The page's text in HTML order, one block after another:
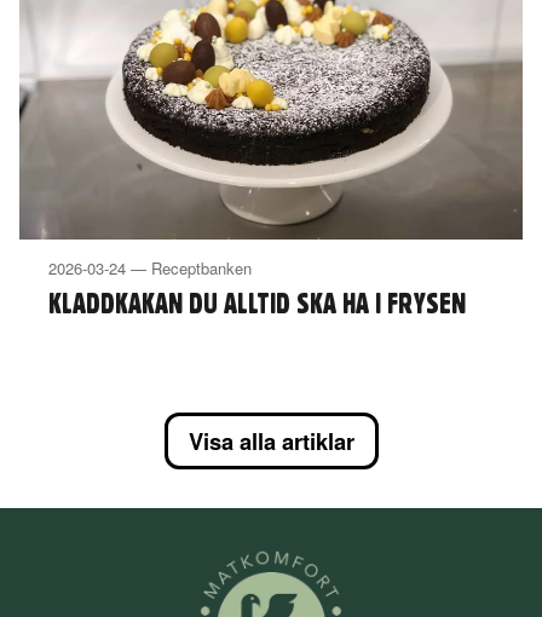
2026-03-24 — Receptbanken
KLADDKAKAN DU ALLTID SKA HA I FRYSEN
Visa alla artiklar